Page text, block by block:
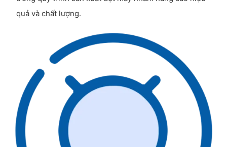
quả và chất lượng.